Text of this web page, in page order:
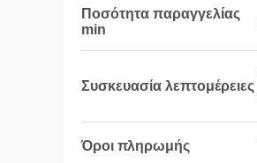
Ποσότητα παραγγελίας
min
Συσκευασία λεπτομέρειες
Όροι πληρωμής